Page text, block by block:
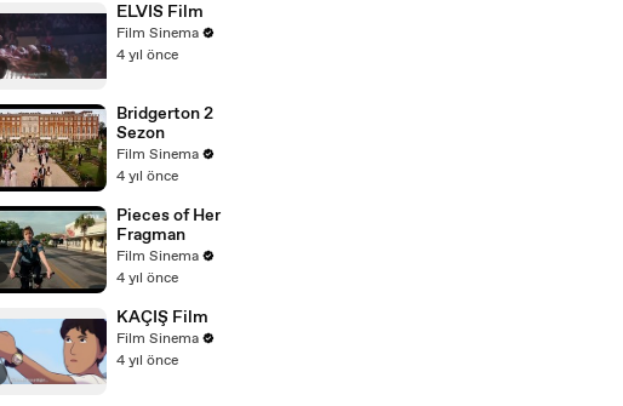
ELVIS Film
Film Sinema
4 yıl önce
Bridgerton 2
Sezon
Film Sinema
4 yıl önce
Pieces of Her
Fragman
Film Sinema
4 yıl önce
KAÇIŞ Film
Film Sinema
4 yıl önce